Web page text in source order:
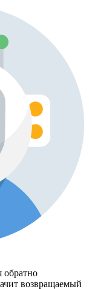
обратно
возвращаемый